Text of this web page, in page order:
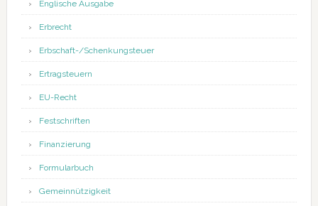
Englische Ausgabe
Erbrecht
Erbschaft-/Schenkungsteuer
Ertragsteuern
EU-Recht
Festschriften
Finanzierung
Formularbuch
Gemeinnützigkeit